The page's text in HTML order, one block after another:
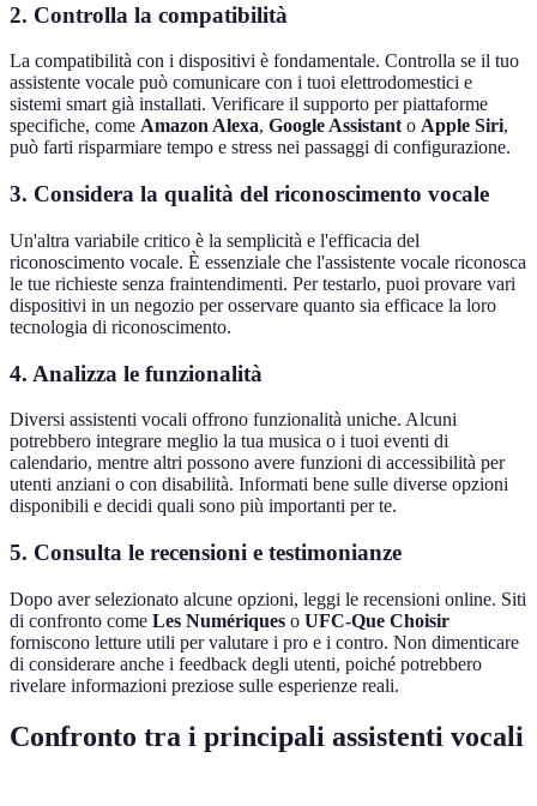
2. Controlla la compatibilità
La compatibilità con i dispositivi è fondamentale. Controlla se il tuo
assistente vocale può comunicare con i tuoi elettrodomestici e
sistemi smart già installati. Verificare il supporto per piattaforme
specifiche, come Amazon Alexa, Google Assistant o Apple Siri,
può farti risparmiare tempo e stress nei passaggi di configurazione.
3. Considera la qualità del riconoscimento vocale
Un'altra variabile critico è la semplicità e l'efficacia del
riconoscimento vocale. È essenziale che l'assistente vocale riconosca
le tue richieste senza fraintendimenti. Per testarlo, puoi provare vari
dispositivi in un negozio per osservare quanto sia efficace la loro
tecnologia di riconoscimento.
4. Analizza le funzionalità
Diversi assistenti vocali offrono funzionalità uniche. Alcuni
potrebbero integrare meglio la tua musica o i tuoi eventi di
calendario, mentre altri possono avere funzioni di accessibilità per
utenti anziani o con disabilità. Informati bene sulle diverse opzioni
disponibili e decidi quali sono più importanti per te.
5. Consulta le recensioni e testimonianze
Dopo aver selezionato alcune opzioni, leggi le recensioni online. Siti
di confronto come Les Numériques o UFC-Que Choisir
forniscono letture utili per valutare i pro e i contro. Non dimenticare
di considerare anche i feedback degli utenti, poiché potrebbero
rivelare informazioni preziose sulle esperienze reali.
Confronto tra i principali assistenti vocali